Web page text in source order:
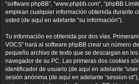
“software phpBB”, “www.phpbb.com”, “phpBB
emplean cualquier información obtenida durante
usted (de aquí en adelante “su información”).
Tu información es obtenida por dos vías.
VOCS” hará al software phpBB crear un número
pequeño archivo de texto que se descargan en
navegador de su PC. Las primeras dos cookies
identificador de usuario (de aquí en adelante
sesión anónima (de aquí en adelante “session-